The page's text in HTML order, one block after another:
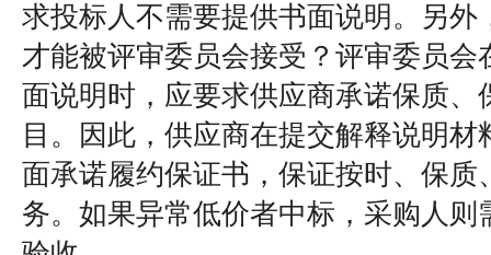
求投标人不需要提供书面说明。另外
才能被评审委员会接受？评审委员会
面说明时，应要求供应商承诺保质、
目。因此，供应商在提交解释说明
面承诺履约保证书，保证按时、保质
务。如果异常低价者中标，采购人则